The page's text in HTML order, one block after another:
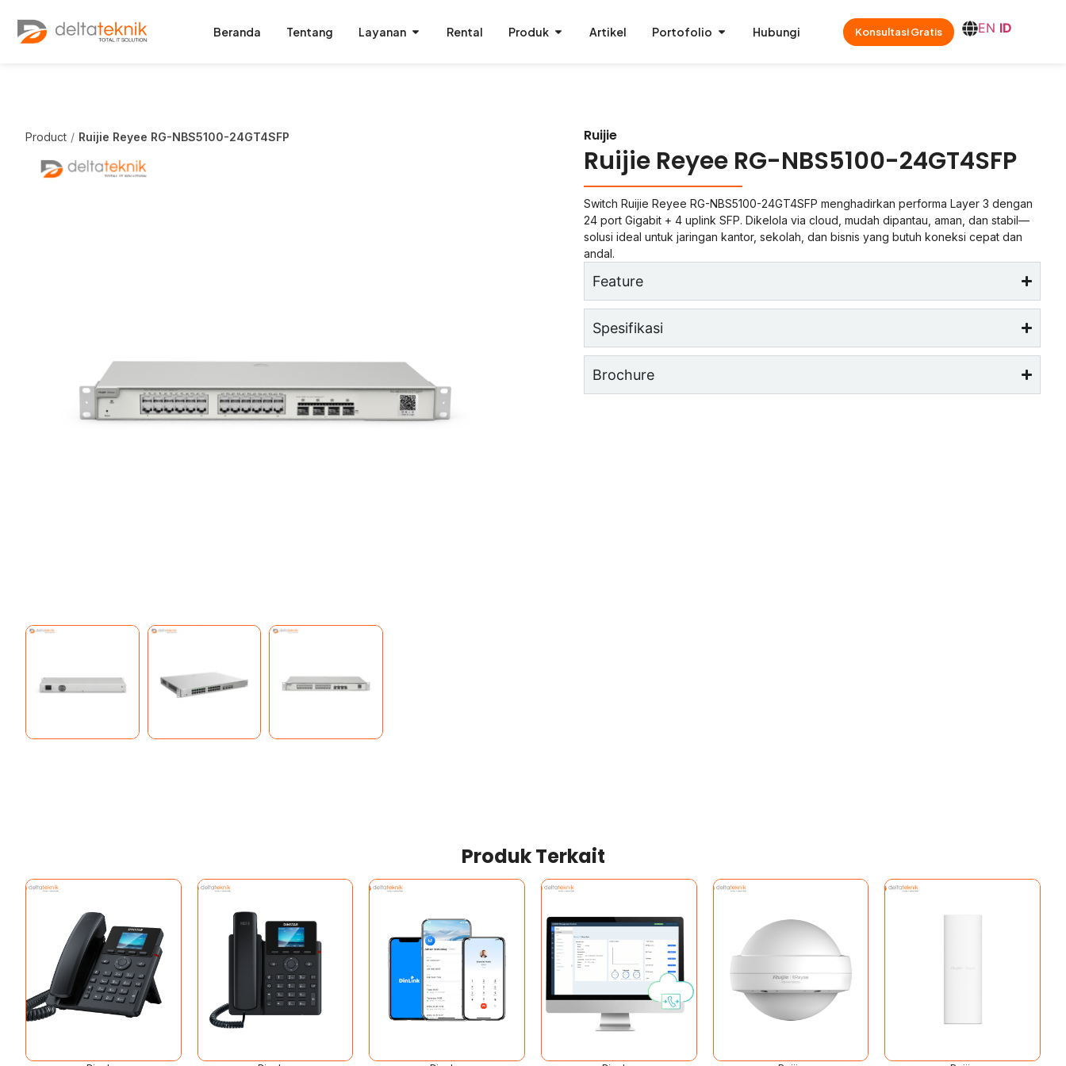
Beranda Tentang Layanan Rental Produk Artikel Portofolio Hubungi Konsultasi Gratis EN ID
Product Ruijie Reyee RG-NBS5100-24GT4SFP Ruijie
Ruijie Reyee RG-NBS5100-24GT4SFP
Switch Ruijie Reyee RG-NBS5100-24GT4SFP menghadirkan performa Layer 3 dengan
24 port Gigabit + 4 uplink SFP. Dikelola via cloud, mudah dipantau, aman, dan stabil—
solusi ideal untuk jaringan kantor, sekolah, dan bisnis yang butuh koneksi cepat dan
andal.
Feature
Spesifikasi
Brochure
Produk Terkait